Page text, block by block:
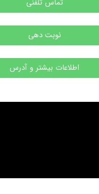
نوبت دهی
اطلاعات بیشتر و آدرس